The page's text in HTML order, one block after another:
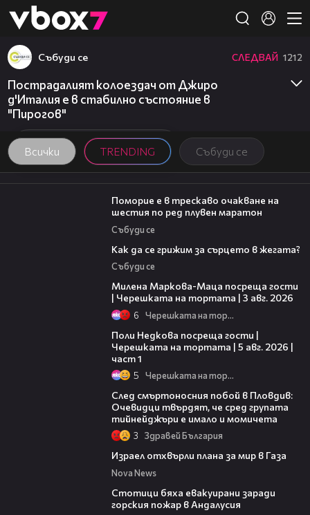
👾
Всички TRENDING Събуди се
Събуди се СЛЕДВАЙ 1212
Пострадалият колоездач от Джиро
д'Италия е в стабилно състояние в
"Пирогов"
03:22
Поморие е в трескаво очакване на
шестия по ред плувен маратон
Събуди се
Как да се грижим за сърцето в жегата?
Събуди се
Милена Маркова-Маца посреща гости
| Черешката на тортата | 3 авг. 2026
6 Черешката на тортата
Поли Недкова посреща гости |
Черешката на тортата | 5 авг. 2026 |
част 1
5 Черешката на тортата
След смъртоносния побой в Пловдив:
Очевидци твърдят, че сред групата
тийнейджъри е имало и момичета
3 Здравей България
Израел отхвърли плана за мир в Газа
Nova News
Стотици бяха евакуирани заради
горския пожар в Андалусия